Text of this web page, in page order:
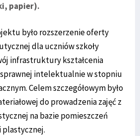
papier).
było rozszerzenie oferty
dla uczniów szkoły
infrastruktury kształcenia
intelektualnie w stopniu
Celem szczegółowym było
do prowadzenia zajęć z
na bazie pomieszczeń